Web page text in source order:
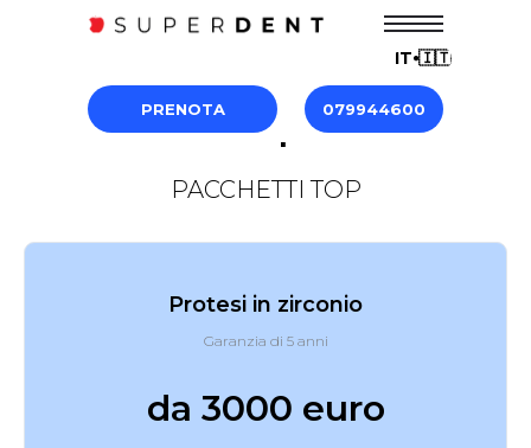
079944600
PRENOTA
IT⦁🇮🇹
Listino prezzi
PACCHETTI TOP
Protesi in zirconio
Garanzia di 5 anni
da 3000 euro